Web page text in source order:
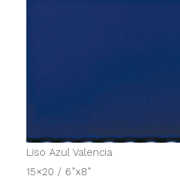
Liso Azul Valencia
15×20 / 6”x8”